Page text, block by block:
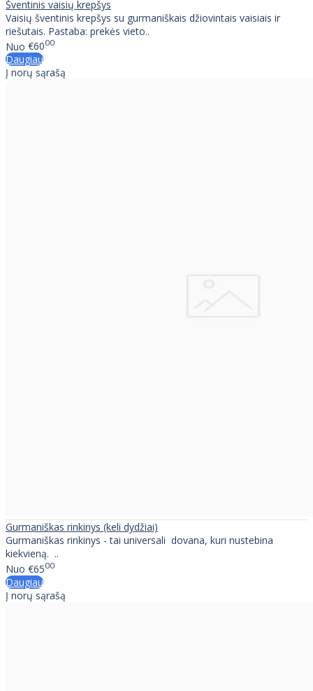
Šventinis vaisių krepšys
Vaisių šventinis krepšys su gurmaniškais džiovintais vaisiais ir
riešutais. Pastaba: prekės vieto..
Nuo €6000
Daugiau
Į norų sąrašą
Gurmaniškas rinkinys (keli dydžiai)
Gurmaniškas rinkinys - tai universali dovana, kuri nustebina
kiekvieną. ..
Nuo €6500
Daugiau
Į norų sąrašą